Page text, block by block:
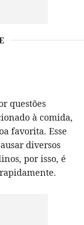
questões
à comida,
favorita. Esse
diversos
por isso, é